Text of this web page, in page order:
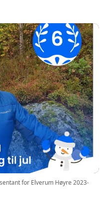
for Elverum Høyre 2023-